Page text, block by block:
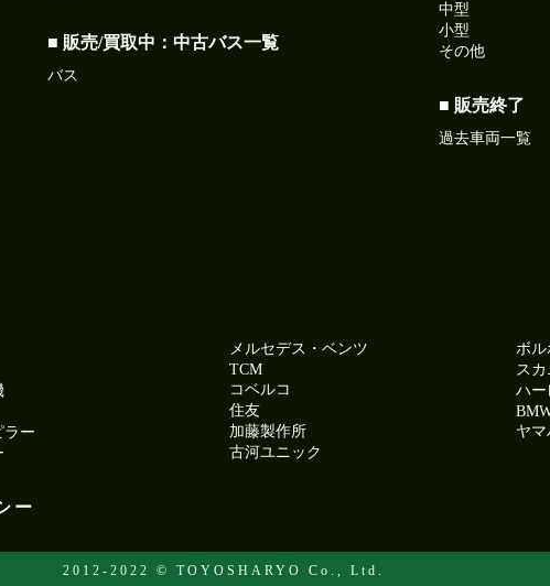
■ 販売/買取中：中古バス一覧
バス
中型
小型
その他
■ 販売終了
過去車両一覧
ラー
メルセデス・ベンツ
TCM
コベルコ
住友
加藤製作所
古河ユニック
ボル
スカ
ハー
ヤマ
ー
2012-2022 © TOYOSHARYO Co., Ltd.